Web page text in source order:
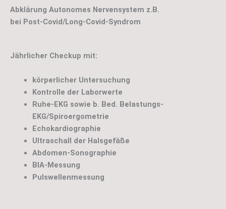
Abklärung Autonomes Nervensystem z.B.
bei Post-Covid/Long-Covid-Syndrom
Jährlicher Checkup mit:
körperlicher Untersuchung
Kontrolle der Laborwerte
Ruhe-EKG sowie b. Bed. Belastungs-
EKG/Spiroergometrie
Echokardiographie
Ultraschall der Halsgefäße
Abdomen-Sonographie
BIA-Messung
Pulswellenmessung